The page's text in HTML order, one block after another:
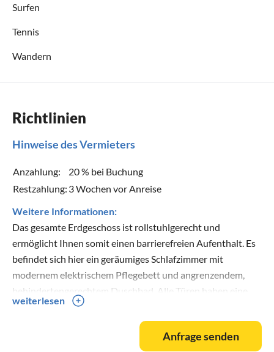
Surfen
Tennis
Wandern
Richtlinien
Hinweise des Vermieters
Anzahlung:
20 % bei Buchung
Restzahlung: 3 Wochen vor Anreise
Weitere Informationen:
Das gesamte Erdgeschoss ist rollstuhlgerecht und
ermöglicht Ihnen somit einen barrierefreien Aufenthalt. Es
befindet sich hier ein geräumiges Schlafzimmer mit
modernem elektrischem Pflegebett und angrenzendem,
behindertengerechtem Duschbad. Alle Türen haben eine
Breite von 95 cm. Haustür und Terrassentür sind stufenlos
passierbar. Durch die großzügige Aufteilung auch im
Wohn-/Essbereich ist hier ein problemloser Aufenthalt für
weiterlesen
Anfrage senden